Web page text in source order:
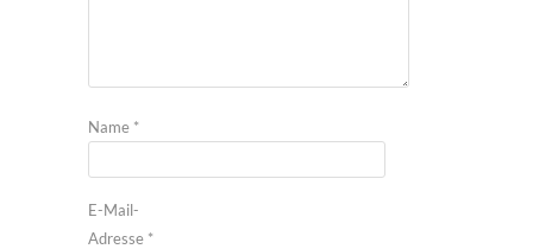
Name *
E-Mail-
Adresse *